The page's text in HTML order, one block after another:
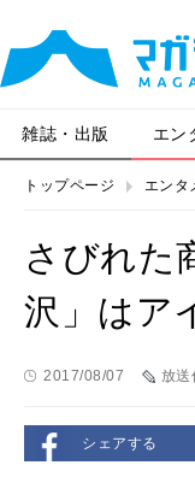
雑誌・出版 エン
トップページ エンタ
さびれた
沢」はア
2017/08/07 放送
シェアする